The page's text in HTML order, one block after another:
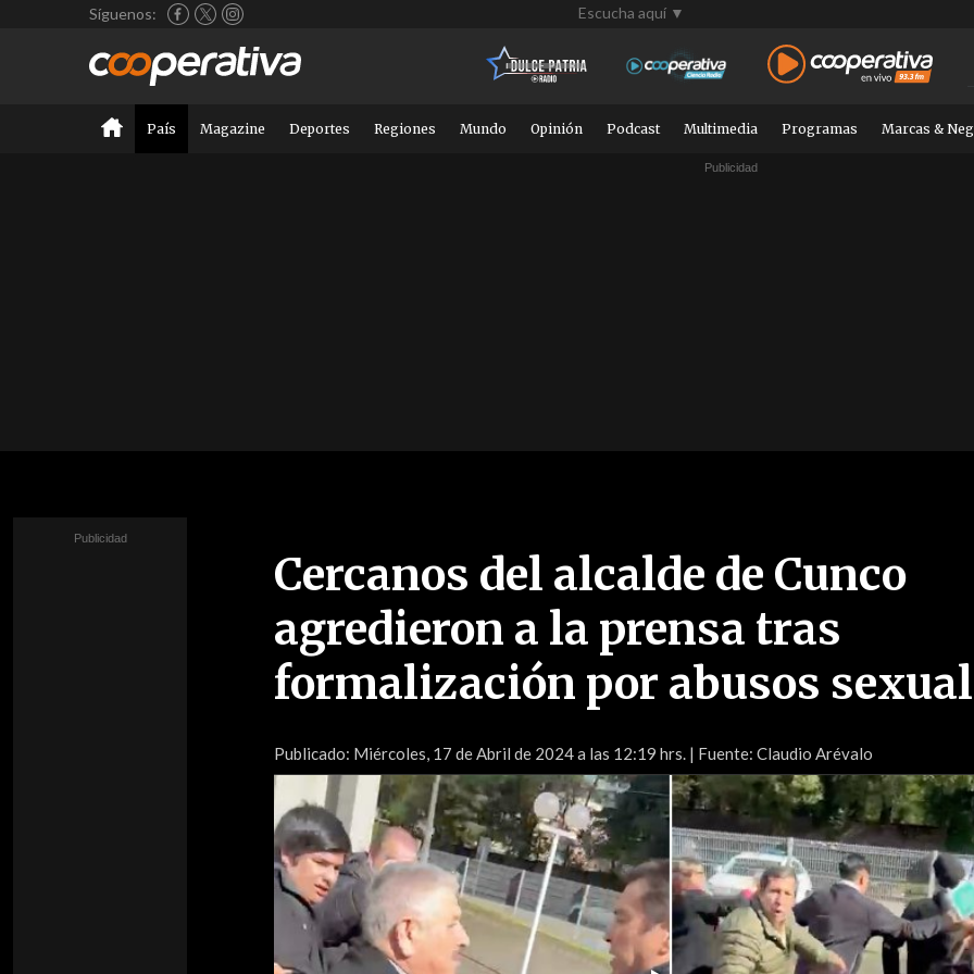
Síguenos: Escucha aquí ▼
País Magazine Deportes Regiones Mundo Opinión Podcast Multimedia Programas Marcas &
Cercanos del alcalde de Cunco
agredieron a la prensa tras
formalización por abusos
Publicado: Miércoles, 17 de Abril de 2024 a las 12:19 hrs. | Fuente: Claudio Arévalo